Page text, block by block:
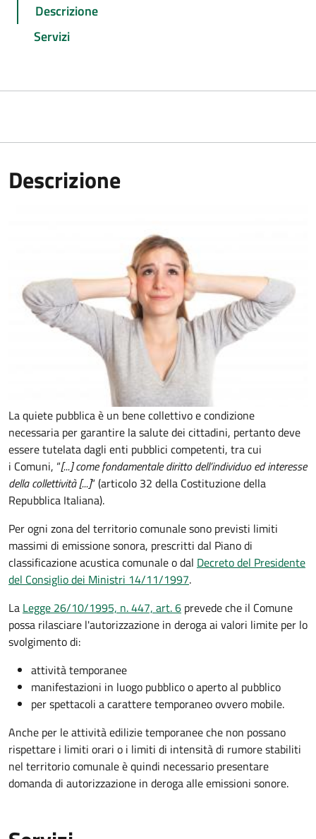
Descrizione
Servizi
Descrizione
La quiete pubblica è un bene collettivo e condizione
necessaria per garantire la salute dei cittadini, pertanto deve
essere tutelata dagli enti pubblici competenti, tra cui
i Comuni, “[...] come fondamentale diritto dell’individuo ed interesse
della collettività [...]“ (articolo 32 della Costituzione della
Repubblica Italiana).
Per ogni zona del territorio comunale sono previsti limiti
massimi di emissione sonora, prescritti dal Piano di
classificazione acustica comunale o dal Decreto del Presidente
del Consiglio dei Ministri 14/11/1997.
La Legge 26/10/1995, n. 447, art. 6 prevede che il Comune
possa rilasciare l'autorizzazione in deroga ai valori limite per lo
svolgimento di:
attività temporanee
manifestazioni in luogo pubblico o aperto al pubblico
per spettacoli a carattere temporaneo ovvero mobile.
Anche per le attività edilizie temporanee che non possano
rispettare i limiti orari o i limiti di intensità di rumore stabiliti
nel territorio comunale è quindi necessario presentare
domanda di autorizzazione in deroga alle emissioni sonore.